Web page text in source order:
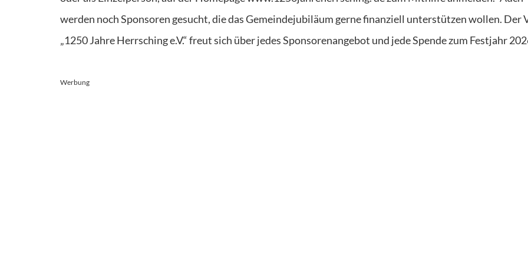
werden noch Sponsoren gesucht, die das Gemeindejubiläum gerne finanziell unterstützen wollen. Der
„1250 Jahre Herrsching e.V.“ freut sich über jedes Sponsorenangebot und jede Spende zum Festjahr
Werbung